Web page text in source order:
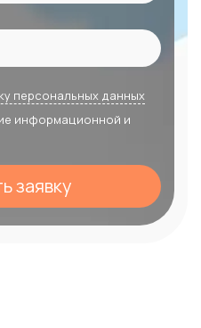
персональных данных
информационной и
заявку